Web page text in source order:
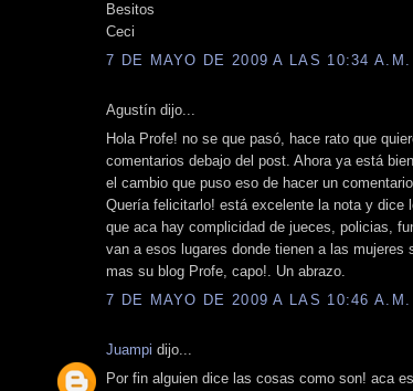
Besitos
Ceci
7 DE MAYO DE 2009 A LAS 10:34 A.M.
Agustín dijo...
Hola Profe! no se que pasó, hace rato que
comentarios debajo del post. Ahora ya está
el cambio que puso eso de hacer un
Quería felicitarlo! está excelente la nota y dice
que aca hay complicidad de jueces, policias,
van a esos lugares donde tienen a las mujeres
mas su blog Profe, capo!. Un abrazo.
7 DE MAYO DE 2009 A LAS 10:46 A.M.
Juampi dijo...
Por fin alguien dice las cosas como son! aca